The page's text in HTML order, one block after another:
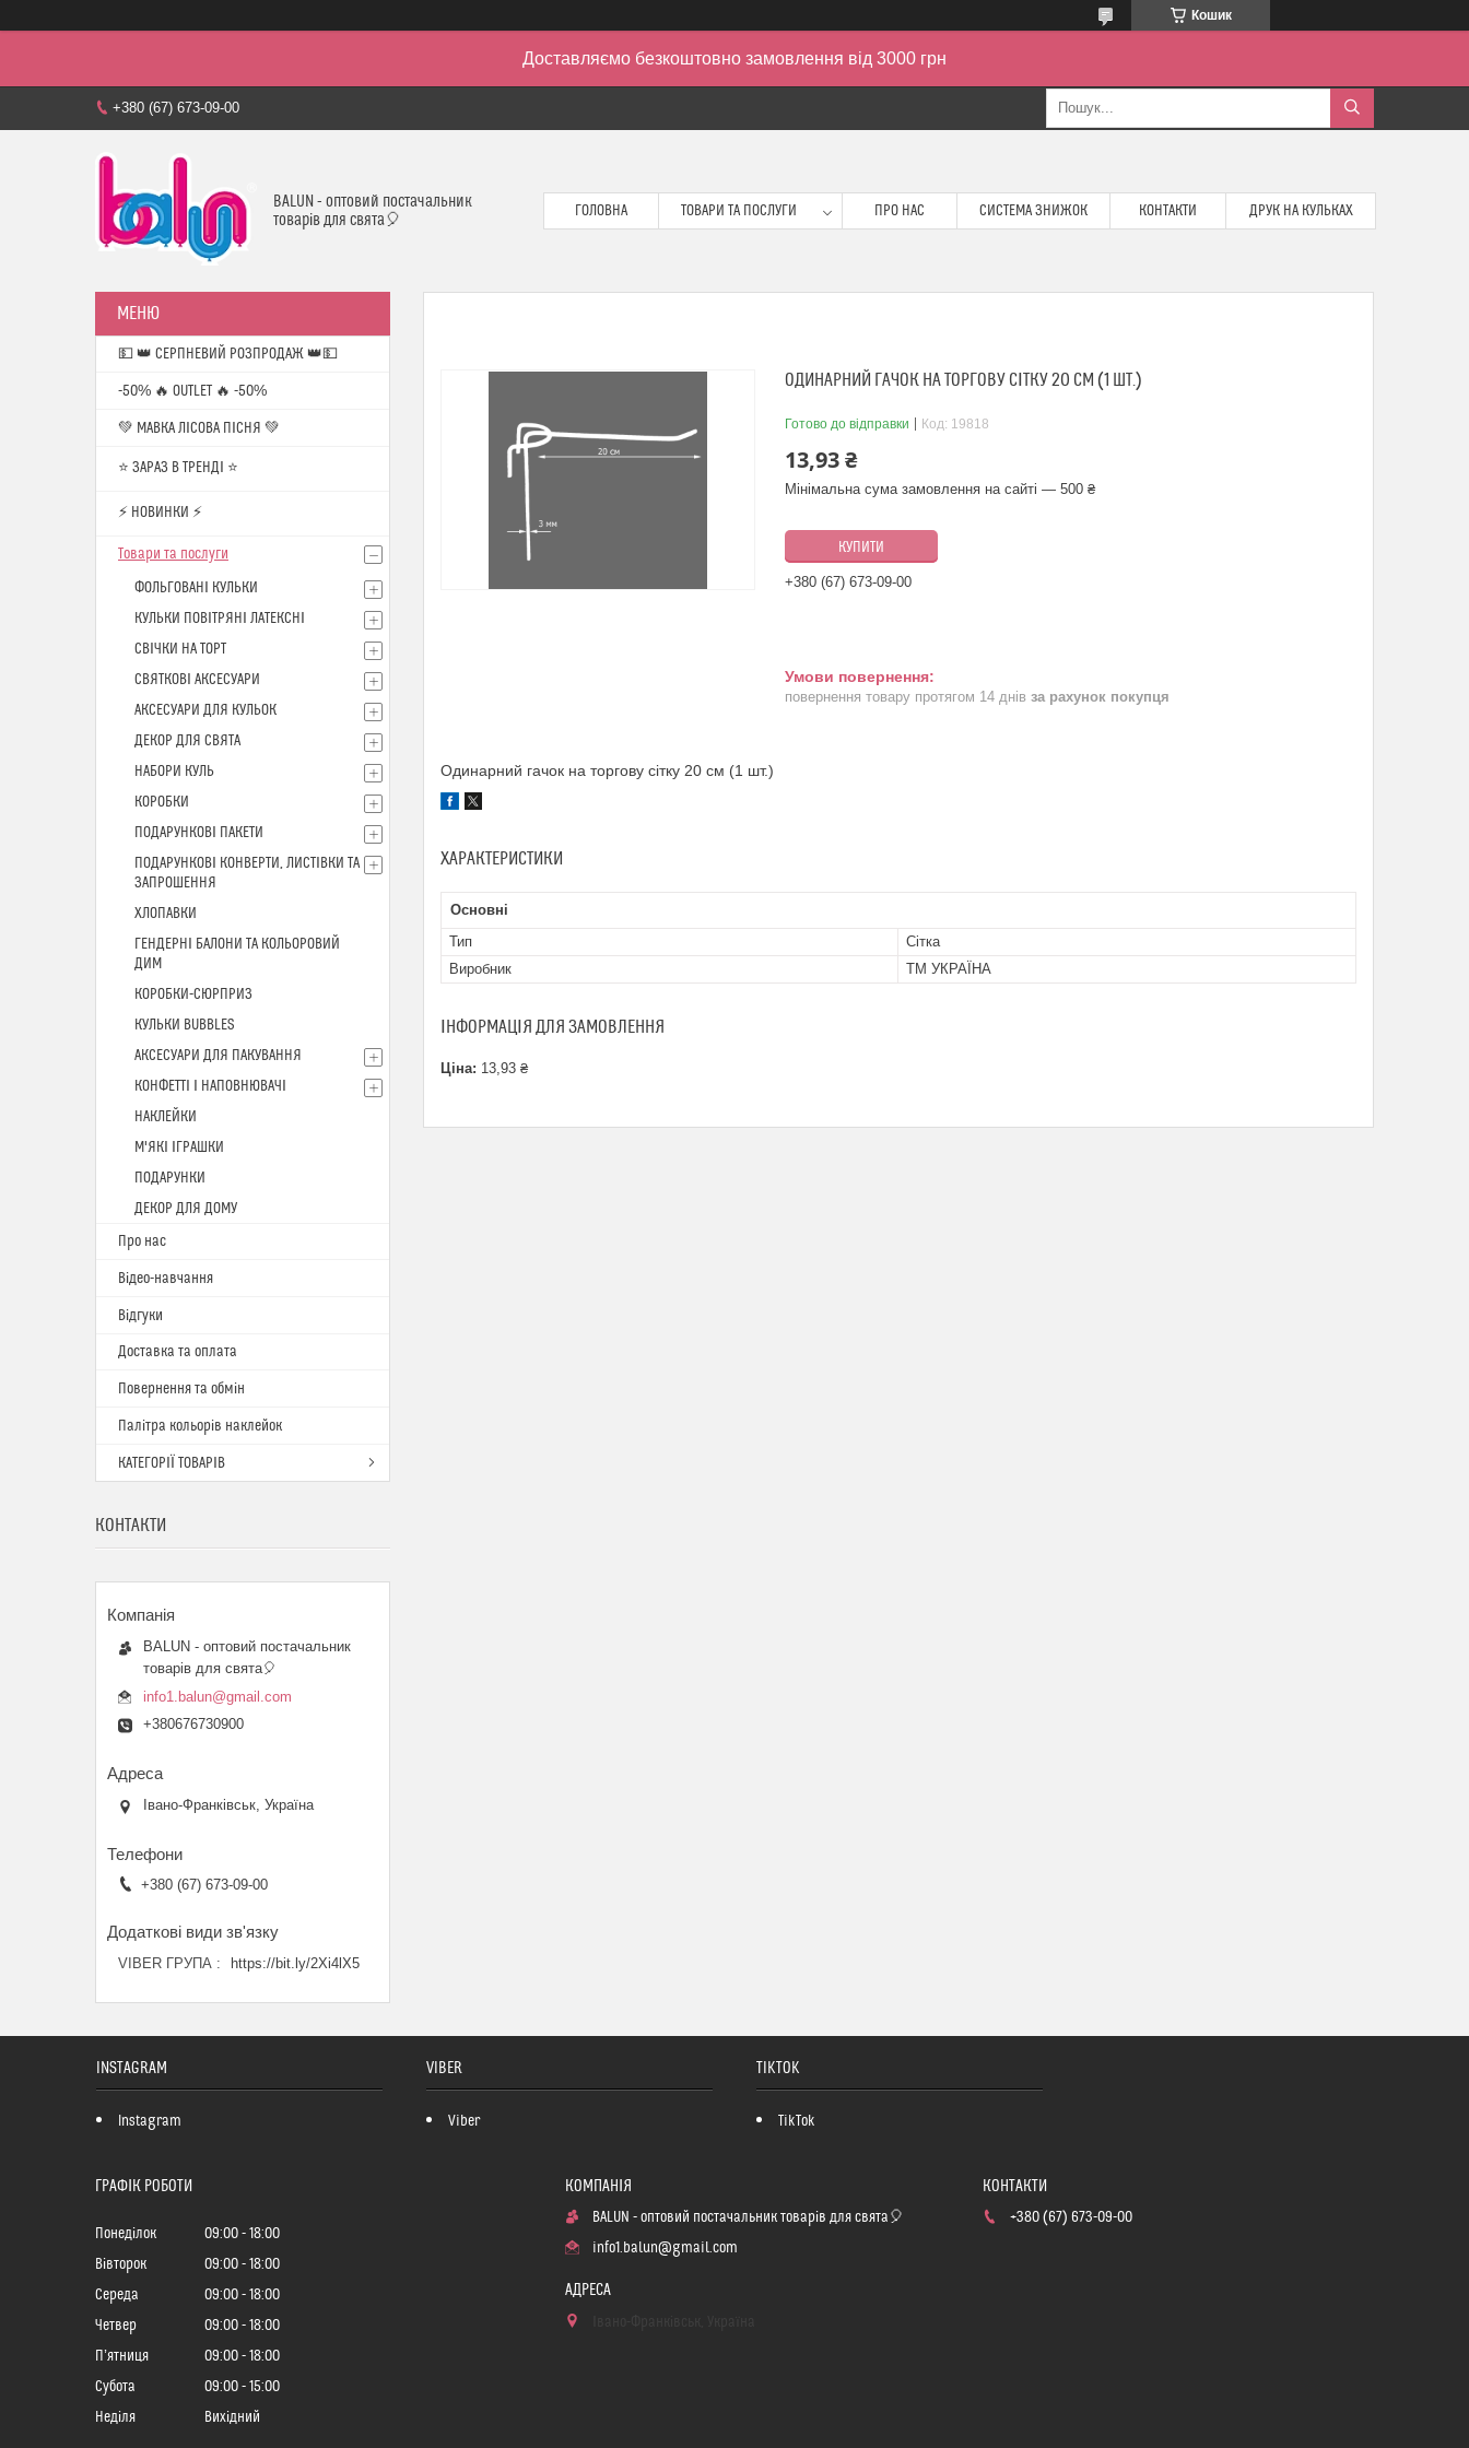
Кошик
Доставляємо безкоштовно замовлення від 3000 грн
+380 (67) 673-09-00
BALUN - оптовий постачальник
товарів для свята🎈
ГОЛОВНА ТОВАРИ ТА ПОСЛУГИ ПРО НАС СИСТЕМА ЗНИЖОК КОНТАКТИ ДРУК НА КУЛЬКАХ
ОДИНАРНИЙ ГАЧОК НА ТОРГОВУ СІТКУ 20 СМ (1 ШТ.)
Готово до відправки Код: 19818
13,93 ₴
Мінімальна сума замовлення на сайті — 500 ₴
КУПИТИ
+380 (67) 673-09-00
повернення товару протягом 14 днів за рахунок покупця
Одинарний гачок на торгову сітку 20 см (1 шт.)
ХАРАКТЕРИСТИКИ
Основні
Тип
Сітка
Виробник
ТМ УКРАЇНА
ІНФОРМАЦІЯ ДЛЯ ЗАМОВЛЕННЯ
Ціна: 13,93 ₴
💵 👑 СЕРПНЕВИЙ РОЗПРОДАЖ 👑💵
-50% 🔥 OUTLET 🔥 -50%
💚 МАВКА ЛІСОВА ПІСНЯ 💚
⭐️ ЗАРАЗ В ТРЕНДІ ⭐️
⚡ НОВИНКИ ⚡
Товари та послуги
ФОЛЬГОВАНІ КУЛЬКИ
КУЛЬКИ ПОВІТРЯНІ ЛАТЕКСНІ
СВІЧКИ НА ТОРТ
СВЯТКОВІ АКСЕСУАРИ
АКСЕСУАРИ ДЛЯ КУЛЬОК
ДЕКОР ДЛЯ СВЯТА
НАБОРИ КУЛЬ
КОРОБКИ
ПОДАРУНКОВІ ПАКЕТИ
ПОДАРУНКОВІ КОНВЕРТИ, ЛИСТІВКИ ТА
ЗАПРОШЕННЯ
ХЛОПАВКИ
ГЕНДЕРНІ БАЛОНИ ТА КОЛЬОРОВИЙ
ДИМ
КОРОБКИ-СЮРПРИЗ
КУЛЬКИ BUBBLES
АКСЕСУАРИ ДЛЯ ПАКУВАННЯ
КОНФЕТТІ І НАПОВНЮВАЧІ
НАКЛЕЙКИ
М'ЯКІ ІГРАШКИ
ПОДАРУНКИ
ДЕКОР ДЛЯ ДОМУ
Про нас
Відео-навчання
Відгуки
Доставка та оплата
Повернення та обмін
Палітра кольорів наклейок
КАТЕГОРІЇ ТОВАРІВ
КОНТАКТИ
BALUN - оптовий постачальник
товарів для свята🎈
info1.balun@gmail.com
+380676730900
Івано-Франківськ, Україна
+380 (67) 673-09-00
VIBER ГРУПА https://bit.ly/2Xi4lX5
INSTAGRAM
Instagram
VIBER
Viber
TIKTOK
TikTok
ГРАФІК РОБОТИ
Понеділок 09:00
18:00
Вівторок
09:00
18:00
Середа
09:00
18:00
Четвер
09:00
18:00
Пʼятниця
09:00
18:00
Субота
09:00
15:00
Неділя
Вихідний
BALUN - оптовий постачальник товарів для свята🎈
info1.balun@gmail.com
+380 (67) 673-09-00